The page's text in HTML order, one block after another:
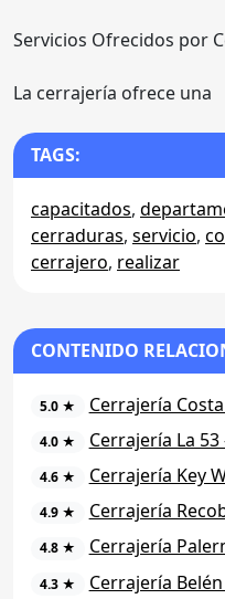
Servicios Ofrecidos por
La cerrajería ofrece una
TAGS:
capacitados,
cerraduras, servicio,
cerrajero, realizar
CONTENIDO
5.0 ★ Cerrajería
4.0 ★ Cerrajería La 53
4.6 ★ Cerrajería Key
4.9 ★ Cerrajería
4.8 ★ Cerrajería
4.3 ★ Cerrajería